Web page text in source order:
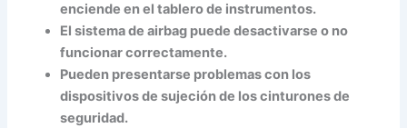
enciende en el tablero de instrumentos.
El sistema de airbag puede desactivarse o no
funcionar correctamente.
Pueden presentarse problemas con los
dispositivos de sujeción de los cinturones de
seguridad.